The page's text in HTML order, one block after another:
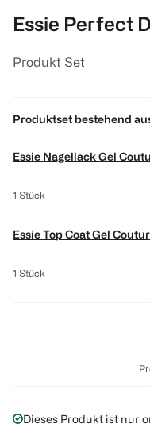
Essie Perfect
Produkt Set
Produktset bestehend
Essie Nagellack Gel
1 Stück
Essie Top Coat Gel
1 Stück
Dieses Produkt ist nur